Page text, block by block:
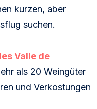
kurzen, aber
suchen.
Valle de
als 20 Weingüter
und Verkostungen